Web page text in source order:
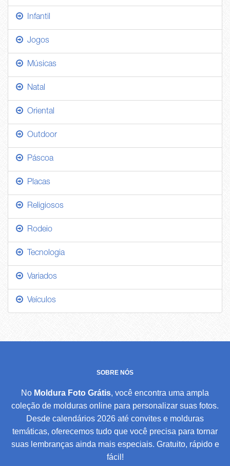
Infantil
Jogos
Músicas
Natal
Oriental
Outdoor
Páscoa
Placas
Religiosos
Rodeio
Tecnologia
Variados
Veículos
SOBRE NÓS
No Moldura Foto Grátis, você encontra uma ampla
coleção de molduras online para personalizar suas fotos.
Desde calendários 2026 até convites e molduras
temáticas, oferecemos tudo que você precisa para tornar
suas lembranças ainda mais especiais. Gratuito, rápido e
fácil!